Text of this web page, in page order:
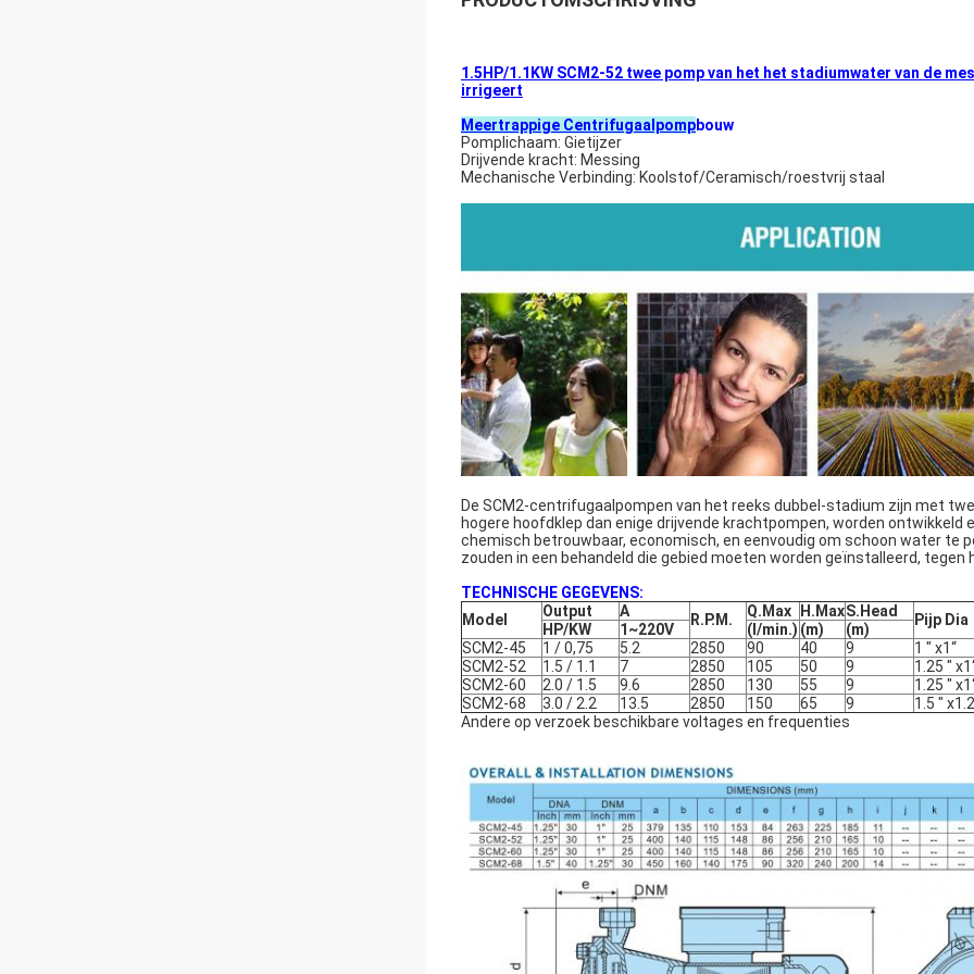
1.5HP/1.1KW SCM2-52 twee pomp van het het stadiumwater van de
irrigeert
Meertrappige Centrifugaalpompbouw
Pomp lichaam: Gietijzer
Drijvende kracht: Messing
Mechanische Verbinding: Koolstof/Ceramisch/roestvrij staal
De SCM2-centrifugaalpompen van het reeks dubbel-stadium zijn met
hogere hoofdklep dan enige drijvende krachtpompen, worden
chemisch betrouwbaar, economisch, en eenvoudig om schoon water te
zouden in een behandeld die gebied moeten worden geïnstalleerd,
TECHNISCHE GEGEVENS:
Model
Output A R.P.M. Q.Max H.MaxS.Head Pijp Dia
HP/KW 1~220V (l/min.) (m)
(m)
SCM2-45
1 / 0,75 5.2 2850 90 40 9
1 " x1“
SCM2-52
1.5 / 1.1 7 2850 105 50 9
1.25 "
SCM2-60
2.0 / 1.5 9.6 2850 130 55 9
1.25 "
SCM2-68
3.0 / 2.2 13.5 2850 150 65 9
1.5 "
Andere op verzoek beschikbare voltages en frequenties